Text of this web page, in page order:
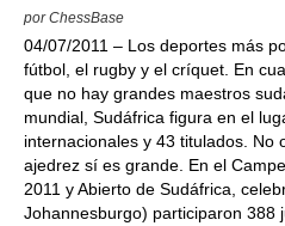
por ChessBase
04/07/2011 – Los deportes más
fútbol, el rugby y el críquet. En
que no hay grandes maestros
mundial, Sudáfrica figura en el
internacionales y 43 titulados. No
ajedrez sí es grande. En el
2011 y Abierto de Sudáfrica,
Johannesburgo) participaron 388